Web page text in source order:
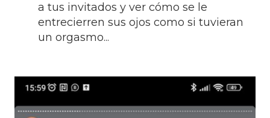
a tus invitados y ver cómo se le
entrecierren sus ojos como si tuvieran
un orgasmo...